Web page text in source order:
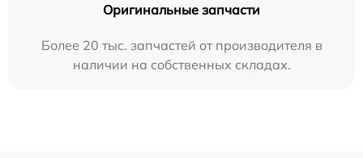
Оригинальные запчасти
Более 20 тыс. запчастей от производителя в
наличии на собственных складах.